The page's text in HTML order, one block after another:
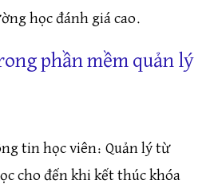
học đánh giá cao.
phần mềm quản lý
tin học viên: Quản lý từ
cho đến khi kết thúc khóa